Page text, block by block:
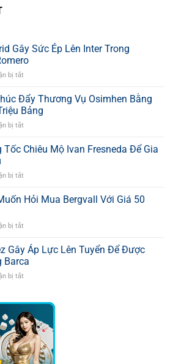
Gây Sức Ép Lên Inter Trong
bị tắt
Madrid
Gây
Sức
Inter
Đẩy Thương Vụ Osimhen Bằng
Bảng
bị tắt
Thúc
Bằng
Bảng
Tốc Chiêu Mộ Ivan Fresneda Để Gia
bị tắt
Tăng
Fresneda
Để
Thủ
Hỏi Mua Bergvall Với Giá 50
bị tắt
United
Muốn
Hỏi
50
triệu
bảng
Gây Áp Lực Lên Tuyển Để Được
Barca
bị tắt
Áp
Lực
Lên
Tuyển
Để